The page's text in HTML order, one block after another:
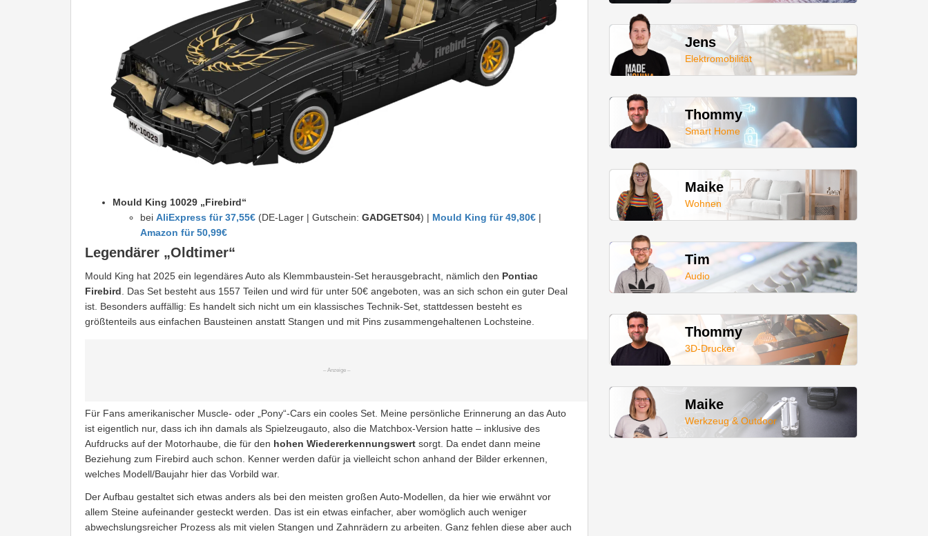
Mould King 10029 „Firebird“
bei AliExpress für 37,55€ (DE-Lager | Gutschein: GADGETS04) | Mould King für 49,80€ |
Amazon für 50,99€
Legendärer „Oldtimer“
Mould King hat 2025 ein legendäres Auto als Klemmbaustein-Set herausgebracht, nämlich den Pontiac
Firebird. Das Set besteht aus 1557 Teilen und wird für unter 50€ angeboten, was an sich schon ein guter Deal
ist. Besonders auffällig: Es handelt sich nicht um ein klassisches Technik-Set, stattdessen besteht es
größtenteils aus einfachen Bausteinen anstatt Stangen und mit Pins zusammengehaltenen Lochsteine.
Für Fans amerikanischer Muscle- oder „Pony“-Cars ein cooles Set. Meine persönliche Erinnerung an das Auto
ist eigentlich nur, dass ich ihn damals als Spielzeugauto, also die Matchbox-Version hatte – inklusive des
Aufdrucks auf der Motorhaube, die für den hohen Wiedererkennungswert sorgt. Da endet dann meine
Beziehung zum Firebird auch schon. Kenner werden dafür ja vielleicht schon anhand der Bilder erkennen,
welches Modell/Baujahr hier das Vorbild war.
Der Aufbau gestaltet sich etwas anders als bei den meisten großen Auto-Modellen, da hier wie erwähnt vor
allem Steine aufeinander gesteckt werden. Das ist ein etwas einfacher, aber womöglich auch weniger
abwechslungsreicher Prozess als mit vielen Stangen und Zahnrädern zu arbeiten. Ganz fehlen diese aber auch
Jens
Elektromobilität
Thommy
Smart Home
Maike
Wohnen
Tim
Audio
Thommy
3D-Drucker
Maike
Werkzeug & Outdoor